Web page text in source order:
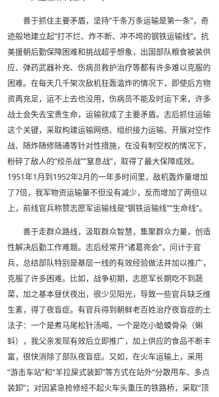
善于抓住主要矛盾，坚持“千条万条运输是第一条”，奇
迹般地建立起“打不烂、炸不断、冲不垮的钢铁运输线”。抗
美援朝后勤保障困难和挑战超乎想象，出国部队粮食被装供
应、弹药武器补充、伤病员救护治疗等都有许多难以克服的
困难。在每天几千架次敌机狂轰滥炸的情况下，即使后方物
资再充足，运不上去也没用，伤病员不能及时运下来，许多
战士会失去宝贵生命，运输就成了主要矛盾。志后抓住运输
这个关键，采取构建运输网络、组织接力运输、开展对空作
战、随炸随修随通等针对性措施，在没有制空权的情况下，
粉碎了敌人的“绞杀战”“窒息战”，取得了最大保障成效。
1951年1月到1952年2月的一年多时间里，敌机轰炸量增加
了7倍，我军物资运输量不但没有减少，反而增加了两倍以
上，前线官兵称赞志愿军运输线是“钢铁运输线”“生命线”。
善于走群众路线，汲取群众智慧，集聚群众力量，创造
性解决后勤工作难题。志后经常开“诸葛亮会”，问计于官
兵，总结部队特别是基层一线的有效经验做法并加以推广，
克服了许多困难。比如，战争初期，志愿军长期吃不到蔬
菜，加之基本昼伏夜出，很少见阳光，导致一些官兵缺乏维
生素，得了夜盲症。有官兵得到朝鲜老百姓治疗夜盲症的土
法子：一个是煮马尾松针汤喝，一个是吃小蛤蟆骨朵（蝌
蚪），我父亲发现有效后立即推广，加上供应的食品不断丰
富，很快消除了部队夜盲症。又如，在火车运输上，采用
“游击车站”和“羊拉屎式装卸”等方式在站外“分散甩车、多点
装卸”；对因紧急抢修经不起火车头重压的铁路桥，采取“顶